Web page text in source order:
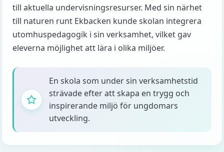
till aktuella undervisningsresurser. Med sin närhet
till naturen runt Ekbacken kunde skolan integrera
utomhuspedagogik i sin verksamhet, vilket gav
eleverna möjlighet att lära i olika miljöer.
En skola som under sin verksamhetstid
strävade efter att skapa en trygg och
inspirerande miljö för ungdomars
utveckling.